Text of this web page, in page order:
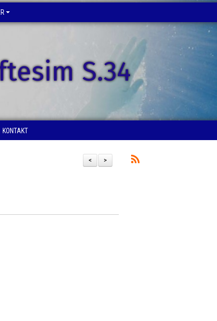
S.34
KONTAKT
>
<